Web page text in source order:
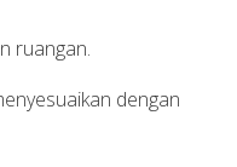
ruangan.
dengan